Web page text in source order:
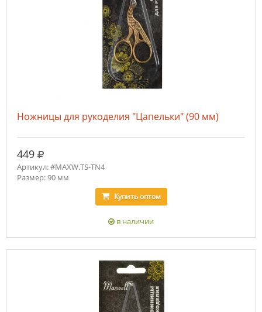
Ножницы для рукоделия "Цапельки" (90 мм)
449 руб.
Артикул: #MAXW.TS-TN4
Размер: 90 мм
Купитьоптом
в наличии